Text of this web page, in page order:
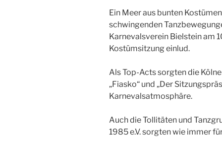
Ein Meer aus bunten
schwingenden
Karnevalsverein Bielstein am
Kostümsitzung einlud.
Als Top-Acts sorgten die
„Fiasko“ und „Der
Karnevalsatmosphäre.
Auch die Tollitäten und
1985 e.V. sorgten wie immer